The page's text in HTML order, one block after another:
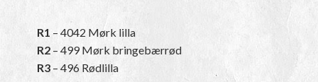
R1 – 4042 Mørk lilla
R2 – 499 Mørk bringebærrød
R3 – 496 Rødlilla